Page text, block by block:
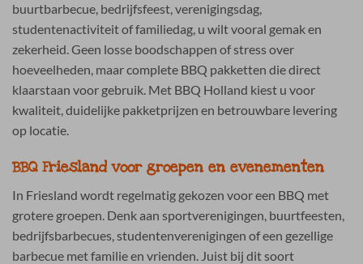
buurtbarbecue, bedrijfsfeest, verenigingsdag,
studentenactiviteit of familiedag, u wilt vooral gemak en
zekerheid. Geen losse boodschappen of stress over
hoeveelheden, maar complete BBQ pakketten die direct
klaarstaan voor gebruik. Met BBQ Holland kiest u voor
kwaliteit, duidelijke pakketprijzen en betrouwbare levering
op locatie.
BBQ Friesland voor groepen en evenementen
In Friesland wordt regelmatig gekozen voor een BBQ met
grotere groepen. Denk aan sportverenigingen, buurtfeesten,
bedrijfsbarbecues, studentenverenigingen of een gezellige
barbecue met familie en vrienden. Juist bij dit soort